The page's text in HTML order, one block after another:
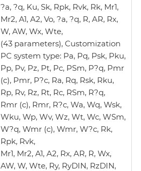
?a, ?q, Ku, Sk, Rpk, Rvk, Rk, Mr1,
Mr2, A1, A2, Vo, ?a, ?q, R, AR, Rx,
W, AW, Wx, Wte,
(43 parameters), Customization
PC system type: Pa, Pq, Psk, Pku,
Pp, Pv, Pz, Pt, Pc, PSm, P?q, Pmr
(c), Pmr, P?c, Ra, Rq, Rsk, Rku,
Rp, Rv, Rz, Rt, Rc, RSm, R?q,
Rmr (c), Rmr, R?c, Wa, Wq, Wsk,
Wku, Wp, Wv, Wz, Wt, Wc, WSm,
W?q, Wmr (c), Wmr, W?c, Rk,
Rpk, Rvk,
Mr1, Mr2, A1, A2, Rx, AR, R, Wx,
AW, W, Wte, Ry, RyDIN, RzDIN,